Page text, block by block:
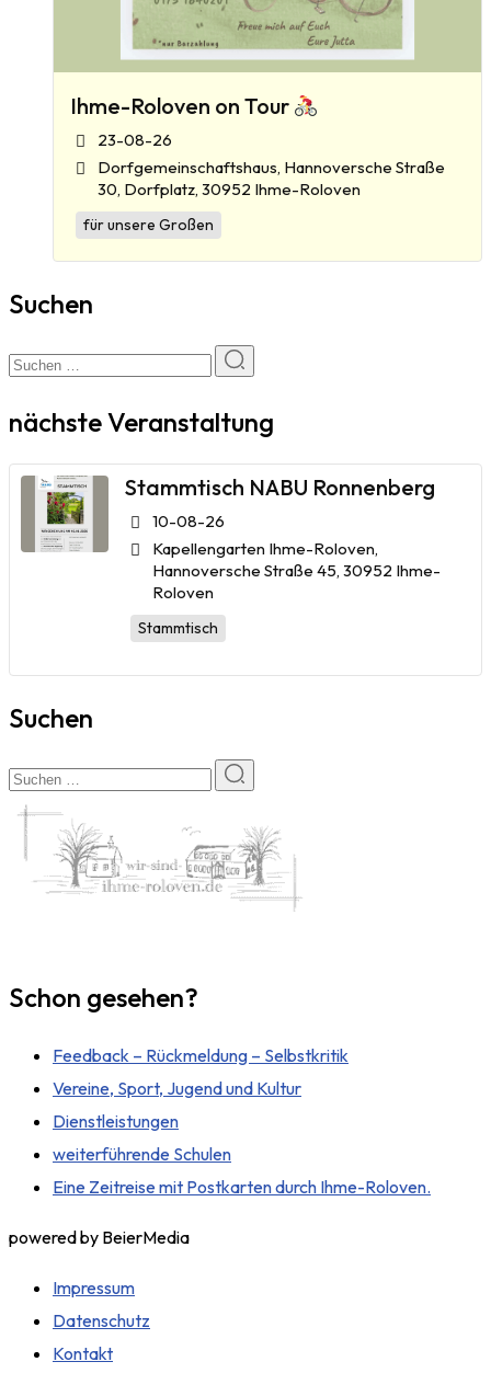
Ihme-Roloven on Tour
23-08-26
Dorfgemeinschaftshaus, Hannoversche Straße
30, Dorfplatz, 30952 Ihme-Roloven
für unsere Großen
Suchen
nächste Veranstaltung
Stammtisch NABU Ronnenberg
10-08-26
Kapellengarten Ihme-Roloven,
Hannoversche Straße 45, 30952 Ihme-
Roloven
Stammtisch
Suchen
Schon gesehen?
Feedback – Rückmeldung – Selbstkritik
Vereine, Sport, Jugend und Kultur
Dienstleistungen
weiterführende Schulen
Eine Zeitreise mit Postkarten durch Ihme-Roloven.
powered by BeierMedia
Impressum
Datenschutz
Kontakt